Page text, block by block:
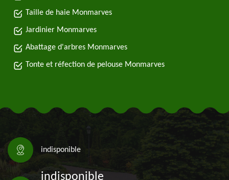
Taille de haie Monmarves
Jardinier Monmarves
Abattage d'arbres Monmarves
Tonte et réfection de pelouse Monmarves
indisponible
indisponible